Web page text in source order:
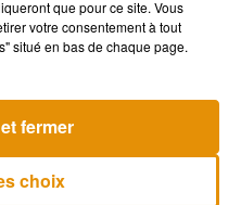
Lens dévoilent leur
que pour ce site. Vous
votre consentement à tout
situé en bas de chaque page.
choix
fermer